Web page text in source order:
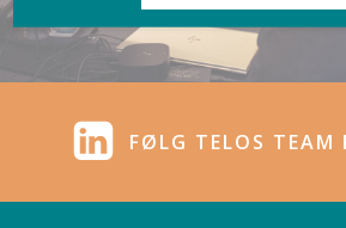
FØLG TELOS TEAM